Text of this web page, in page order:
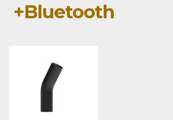
+Bluetooth